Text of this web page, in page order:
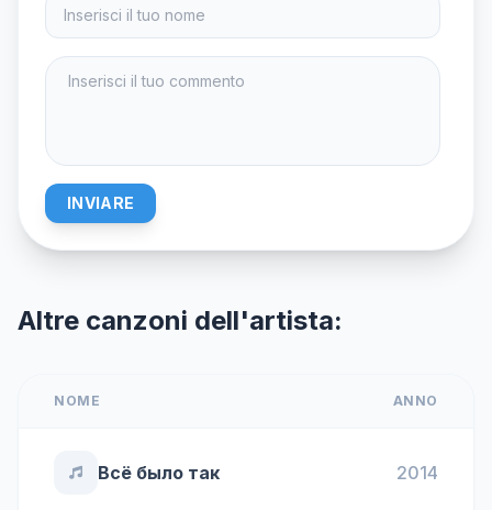
INVIARE
Altre canzoni dell'artista:
NOME ANNO
Всё было так 2014